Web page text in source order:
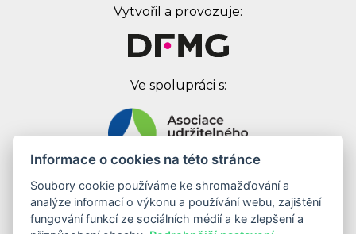
Vytvořil a provozuje:
Ve spolupráci s:
Digital First Marketing Group s.r.o.
Jankovcova 1037/49
170 00 Praha 7
Informace o cookies na této stránce
Soubory cookie používáme ke shromažďování a
analýze informací o výkonu a používání webu, zajištění
fungování funkcí ze sociálních médií a ke zlepšení a